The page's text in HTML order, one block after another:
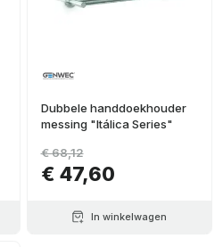
Dubbele handdoekhouder
messing "Itálica Series"
€ 47,60
€ 68,12
In winkelwagen